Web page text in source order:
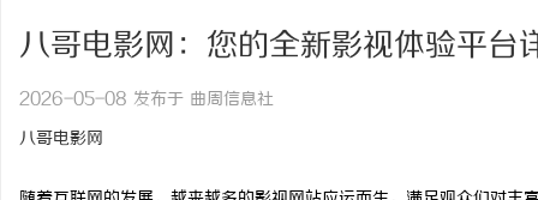
八哥电影网：您的全新影视体验平台
2026-05-08 发布于 曲周信息社
八哥电影网